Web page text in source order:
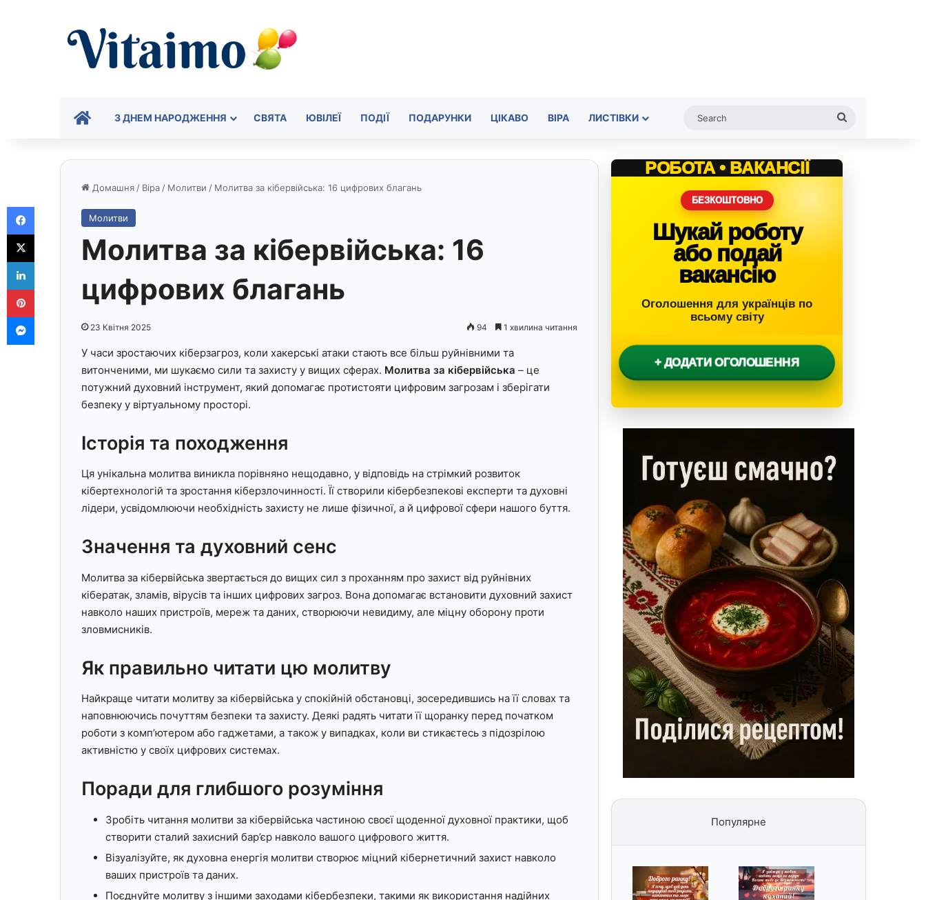
ГОЛОВНА
З ДНЕМ НАРОДЖЕННЯ СВЯТА ЮВІЛЕЇ ПОДІЇ ПОДАРУНКИ ЦІКАВО ВІРА ЛИСТІВКИ
Домашня / Віра / Молитви / Молитва за кібервійська: 16 цифрових благань
Молитви
Молитва за кібервійська: 16
цифрових благань
23 Квітня 2025 94 1 хвилина читання
У часи зростаючих кіберзагроз, коли хакерські атаки стають все більш руйнівними та
витонченими, ми шукаємо сили та захисту у вищих сферах. Молитва за кібервійська – це
потужний духовний інструмент, який допомагає протистояти цифровим загрозам і зберігати
безпеку у віртуальному просторі.
Історія та походження
Ця унікальна молитва виникла порівняно нещодавно, у відповідь на стрімкий розвиток
кібертехнологій та зростання кіберзлочинності. Її створили кібербезпекові експерти та духовні
лідери, усвідомлюючи необхідність захисту не лише фізичної, а й цифрової сфери нашого буття.
Значення та духовний сенс
Молитва за кібервійська звертається до вищих сил з проханням про захист від руйнівних
кібератак, зламів, вірусів та інших цифрових загроз. Вона допомагає встановити духовний захист
навколо наших пристроїв, мереж та даних, створюючи невидиму, але міцну оборону проти
зловмисників.
Як правильно читати цю молитву
Найкраще читати молитву за кібервійська у спокійній обстановці, зосередившись на її словах та
наповнюючись почуттям безпеки та захисту. Деякі радять читати її щоранку перед початком
роботи з комп’ютером або гаджетами, а також у випадках, коли ви стикаєтесь з підозрілою
активністю у своїх цифрових системах.
Поради для глибшого розуміння
Зробіть читання молитви за кібервійська частиною своєї щоденної духовної практики, щоб
створити сталий захисний бар’єр навколо вашого цифрового життя.
Візуалізуйте, як духовна енергія молитви створює міцний кібернетичний захист навколо
ваших пристроїв та даних.
Поєднуйте молитву з іншими заходами кібербезпеки, такими як використання надійних
РОБОТА • ВАКАНСІЇ
БЕЗКОШТОВНО
Шукай роботу
або подай
вакансію
Оголошення для українців по
всьому світу
+ ДОДАТИ ОГОЛОШЕННЯ
Популярне